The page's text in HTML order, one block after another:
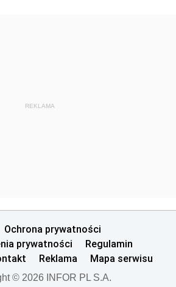
REKLAMA
Ochrona prywatności
prywatności
Regulamin
Reklama Mapa serwisu
© 2026 INFOR PL S.A.